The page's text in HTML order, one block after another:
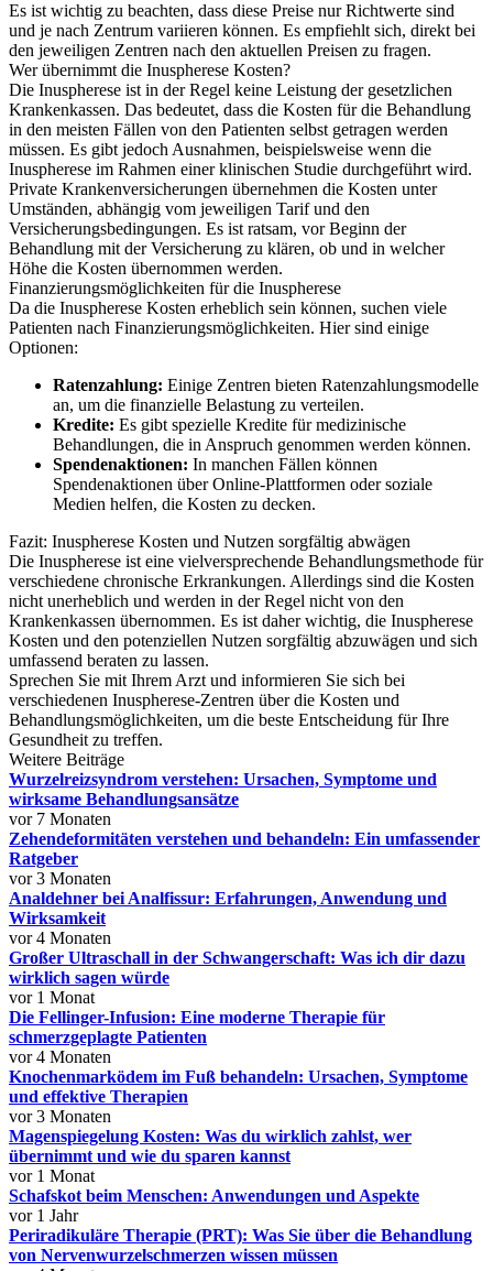
Es ist wichtig zu beachten, dass diese Preise nur Richtwerte sind
und je nach Zentrum variieren können. Es empfiehlt sich, direkt bei
den jeweiligen Zentren nach den aktuellen Preisen zu fragen.
Wer übernimmt die Inuspherese Kosten?
Die Inuspherese ist in der Regel keine Leistung der gesetzlichen
Krankenkassen. Das bedeutet, dass die Kosten für die Behandlung
in den meisten Fällen von den Patienten selbst getragen werden
müssen. Es gibt jedoch Ausnahmen, beispielsweise wenn die
Inuspherese im Rahmen einer klinischen Studie durchgeführt wird.
Private Krankenversicherungen übernehmen die Kosten unter
Umständen, abhängig vom jeweiligen Tarif und den
Versicherungsbedingungen. Es ist ratsam, vor Beginn der
Behandlung mit der Versicherung zu klären, ob und in welcher
Höhe die Kosten übernommen werden.
Finanzierungsmöglichkeiten für die Inuspherese
Da die Inuspherese Kosten erheblich sein können, suchen viele
Patienten nach Finanzierungsmöglichkeiten. Hier sind einige
Optionen:
Ratenzahlung: Einige Zentren bieten Ratenzahlungsmodelle
an, um die finanzielle Belastung zu verteilen.
Kredite: Es gibt spezielle Kredite für medizinische
Behandlungen, die in Anspruch genommen werden können.
Spendenaktionen: In manchen Fällen können
Spendenaktionen über Online-Plattformen oder soziale
Medien helfen, die Kosten zu decken.
Fazit: Inuspherese Kosten und Nutzen sorgfältig abwägen
Die Inuspherese ist eine vielversprechende Behandlungsmethode für
verschiedene chronische Erkrankungen. Allerdings sind die Kosten
nicht unerheblich und werden in der Regel nicht von den
Krankenkassen übernommen. Es ist daher wichtig, die Inuspherese
Kosten und den potenziellen Nutzen sorgfältig abzuwägen und sich
umfassend beraten zu lassen.
Sprechen Sie mit Ihrem Arzt und informieren Sie sich bei
verschiedenen Inuspherese-Zentren über die Kosten und
Behandlungsmöglichkeiten, um die beste Entscheidung für Ihre
Gesundheit zu treffen.
Weitere Beiträge
Wurzelreizsyndrom verstehen: Ursachen, Symptome und
wirksame Behandlungsansätze
vor 7 Monaten
Zehendeformitäten verstehen und behandeln: Ein umfassender
Ratgeber
vor 3 Monaten
Analdehner bei Analfissur: Erfahrungen, Anwendung und
Wirksamkeit
vor 4 Monaten
Großer Ultraschall in der Schwangerschaft: Was ich dir dazu
wirklich sagen würde
vor 1 Monat
Die Fellinger-Infusion: Eine moderne Therapie für
schmerzgeplagte Patienten
vor 4 Monaten
Knochenmarködem im Fuß behandeln: Ursachen, Symptome
und effektive Therapien
vor 3 Monaten
Magenspiegelung Kosten: Was du wirklich zahlst, wer
übernimmt und wie du sparen kannst
vor 1 Monat
Schafskot beim Menschen: Anwendungen und Aspekte
vor 1 Jahr
Periradikuläre Therapie (PRT): Was Sie über die Behandlung
von Nervenwurzelschmerzen wissen müssen